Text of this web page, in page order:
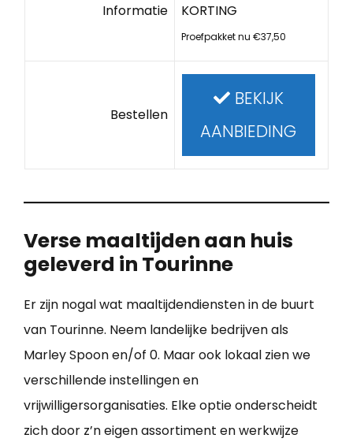
Informatie
KORTING
Proefpakket nu €37,50
Bestellen
BEKIJK
AANBIEDING
Verse maaltijden aan huis
geleverd in Tourinne
Er zijn nogal wat maaltijdendiensten in de buurt
van Tourinne. Neem landelijke bedrijven als
Marley Spoon en/of 0. Maar ook lokaal zien we
verschillende instellingen en
vrijwilligersorganisaties. Elke optie onderscheidt
zich door z’n eigen assortiment en werkwijze